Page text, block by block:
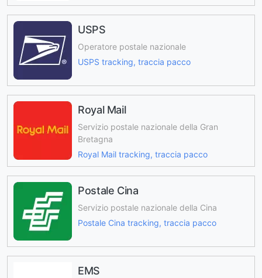
USPS
Operatore postale nazionale
USPS tracking, traccia pacco
Royal Mail
Servizio postale nazionale della Gran
Bretagna
Royal Mail tracking, traccia pacco
Postale Cina
Servizio postale nazionale della Cina
Postale Cina tracking, traccia pacco
EMS